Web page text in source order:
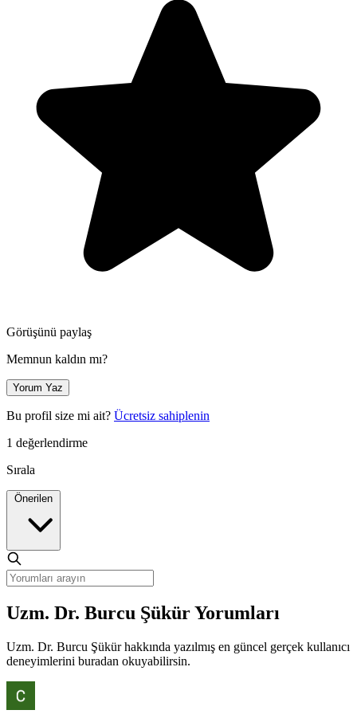
Görüşünü paylaş
Memnun kaldın mı?
Yorum Yaz
Bu profil size mi ait? Ücretsiz sahiplenin
1 değerlendirme
Sırala
Uzm. Dr. Burcu Şükür Yorumları
Uzm. Dr. Burcu Şükür hakkında yazılmış en güncel gerçek kullanıcı
deneyimlerini buradan okuyabilirsin.